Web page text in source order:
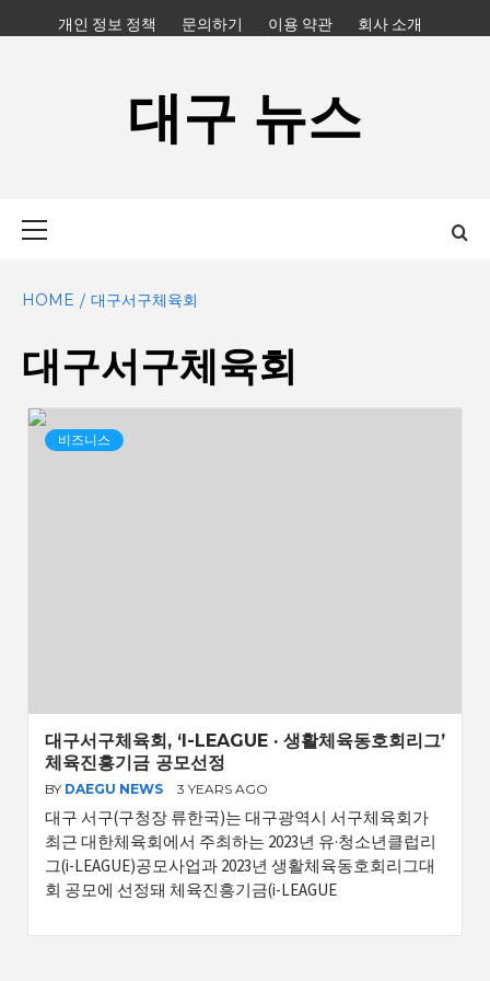
to
개인 정보 정책 문의하기 이용 약관 회사 소개
대구 뉴스
HOME 대구서구체육회
대구서구체육회
비즈니스
대구서구체육회, ‘I-LEAGUE · 생활체육동호회리그’
체육진흥기금 공모선정
BY DAEGU NEWS 3 YEARS AGO
대구 서구(구청장 류한국)는 대구광역시 서구체육회가
최근 대한체육회에서 주최하는 2023년 유·청소년클럽리
그(i-LEAGUE)공모사업과 2023년 생활체육동호회리그대
회 공모에 선정돼 체육진흥기금(i-LEAGUE